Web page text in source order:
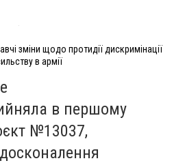
зміни щодо протидії дискримінації
в армії
в першому
№13037,